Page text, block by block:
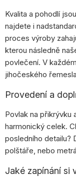
Kvalita a pohodlí
najdete i
proces výroby
kterou následně
povlečení. V
jihočeského
Provedení a
Povlak na přikrývku
harmonický celek.
posledního detailu?
polštáře, nebo
Jaké zapínání si